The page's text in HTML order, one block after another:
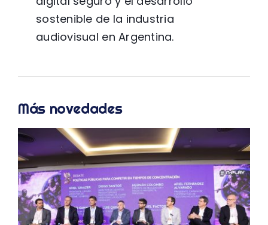
sostenible de la industria
audiovisual en Argentina.
Más novedades